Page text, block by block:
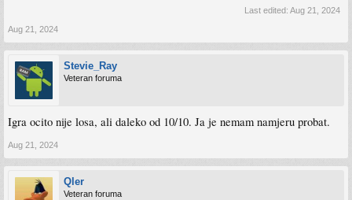
Last edited: Aug 21, 2024
Aug 21, 2024
Stevie_Ray
Veteran foruma
Igra ocito nije losa, ali daleko od 10/10. Ja je nemam namjeru probat.
Aug 21, 2024
Qler
Veteran foruma